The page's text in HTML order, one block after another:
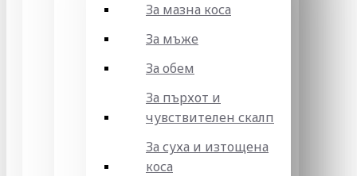
За мазна коса
За мъже
За обем
За пърхот и
чувствителен скалп
За суха и изтощена
коса